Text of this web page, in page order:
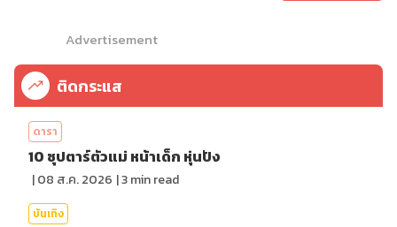
Advertisement
ติดกระแส
ดารา
10 ซุปตาร์ตัวแม่ หน้าเด็ก หุ่นปัง
|08 ส.ค. 2026 |3min read
บันเทิง